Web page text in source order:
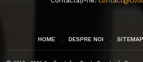
HOME DESPRE NOI SITEMAP